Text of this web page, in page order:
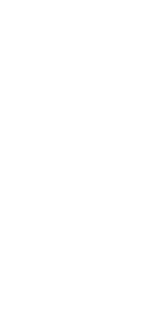
antiguo de Hellín.